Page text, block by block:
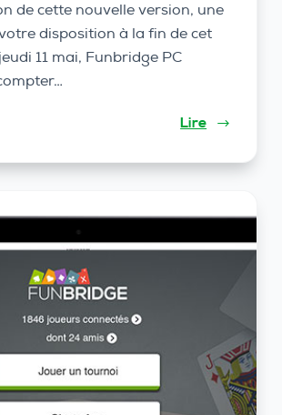
de cette nouvelle version, une
disposition à la fin de cet
11 mai, Funbridge PC
Lire